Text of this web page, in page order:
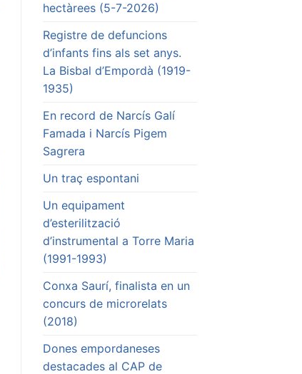
hectàrees (5-7-2026)
Registre de defuncions
d’infants fins als set anys.
La Bisbal d’Empordà (1919-
1935)
En record de Narcís Galí
Famada i Narcís Pigem
Sagrera
Un traç espontani
Un equipament
d’esterilització
d’instrumental a Torre Maria
(1991-1993)
Conxa Saurí, finalista en un
concurs de microrelats
(2018)
Dones empordaneses
destacades al CAP de